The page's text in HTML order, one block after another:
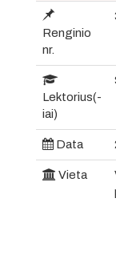
Renginio
nr.
Lektorius(-
iai)
Data
Vieta